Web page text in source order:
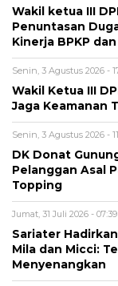
Wakil ketua III
Penuntasan
Kinerja BPKP
Senin, 3 Agustus 2026 -
Wakil Ketua III
Jaga Keamanan
Senin, 3 Agustus 2026 -
DK Donat
Pelanggan Asal
Topping
Jumat, 31 Juli 2026 - 07:39
Sariater
Mila dan Micci:
Menyenangkan